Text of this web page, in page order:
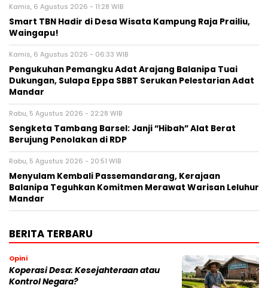
Kamis, 6 Agustus 2026 - 11:28 WIB
Smart TBN Hadir di Desa Wisata Kampung Raja Prailiu,
Waingapu!
Kamis, 6 Agustus 2026 - 06:33 WIB
Pengukuhan Pemangku Adat Arajang Balanipa Tuai
Dukungan, Sulapa Eppa SBBT Serukan Pelestarian Adat
Mandar
Rabu, 5 Agustus 2026 - 22:28 WIB
Sengketa Tambang Barsel: Janji “Hibah” Alat Berat
Berujung Penolakan di RDP
Rabu, 5 Agustus 2026 - 20:51 WIB
Menyulam Kembali Passemandarang, Kerajaan
Balanipa Teguhkan Komitmen Merawat Warisan Leluhur
Mandar
BERITA TERBARU
Opini
Koperasi Desa: Kesejahteraan atau
Kontrol Negara?